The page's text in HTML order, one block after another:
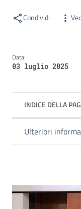
Condividi
Data:
03 luglio 2025
INDICE DELLA
Ulteriori